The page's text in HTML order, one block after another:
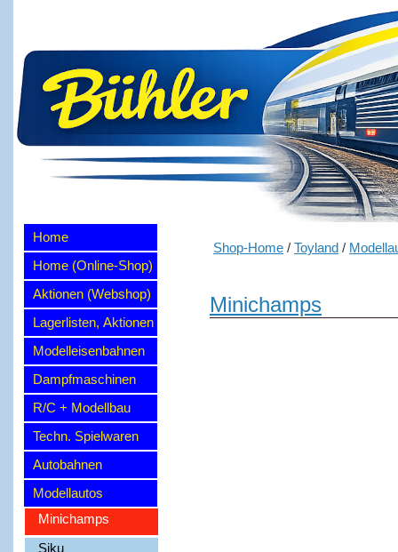
Home
Home (Online-Shop)
Aktionen (Webshop)
Lagerlisten, Aktionen
Modelleisenbahnen
Dampfmaschinen
R/C + Modellbau
Techn. Spielwaren
Autobahnen
Modellautos
Minichamps
Siku
Shop-Home / Toyland /
Minichamps